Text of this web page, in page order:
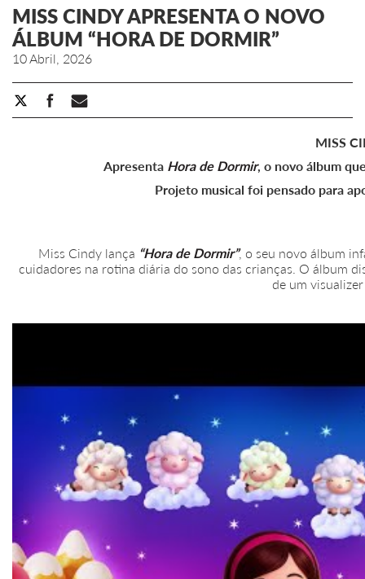
MISS CINDY APRESENTA O NOVO
ÁLBUM “HORA DE DORMIR”
10 Abril, 2026
MISS
Apresenta Hora de Dormir, o novo álbum
Projeto musical foi pensado para
Miss Cindy lança “Hora de Dormir”, o seu novo álbum
cuidadores na rotina diária do sono das crianças. O álbum
de um visualizer